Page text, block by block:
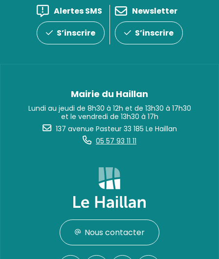
Alertes SMS
S’inscrire
Newsletter
S’inscrire
Mairie du Haillan
Lundi au jeudi de 8h30 à 12h et de 13h30 à 17h30
et le vendredi de 13h30 à 17h
137 avenue Pasteur 33 185 Le Haillan
05 57 93 11 11
Nous contacter